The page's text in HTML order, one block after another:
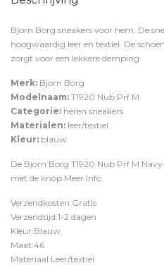
Bjorn Borg sneakers voor hem. De
hoogwaardig leer en textiel. De
zorgt voor een lekkere demping.
Merk: Bjorn Borg
Modelnaam: T1920 Nub Prf M
Categorie: heren sneakers
Materialen: leer/textiel
Kleur: blauw
De Bjorn Borg T1920 Nub Prf M
met de knop Meer Info
Verzendkosten:Gratis
Verzendtijd:1-2 dagen
Kleur:Blauw
Maat:46
Materiaal:Leer/textiel